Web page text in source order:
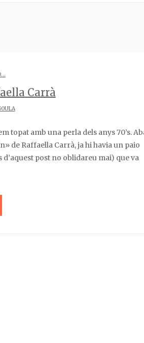
Carrà
de Raffaella Carrà, ja hi havia un paio
post no oblidareu mai) que va